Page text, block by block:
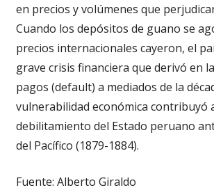
en precios y volúmenes que
Cuando los depósitos de guano se
precios internacionales cayeron, el
grave crisis financiera que derivó en
pagos (default) a mediados de la
vulnerabilidad económica contribuyó
debilitamiento del Estado peruano
del Pacífico (1879-1884).
Fuente: Alberto Giraldo